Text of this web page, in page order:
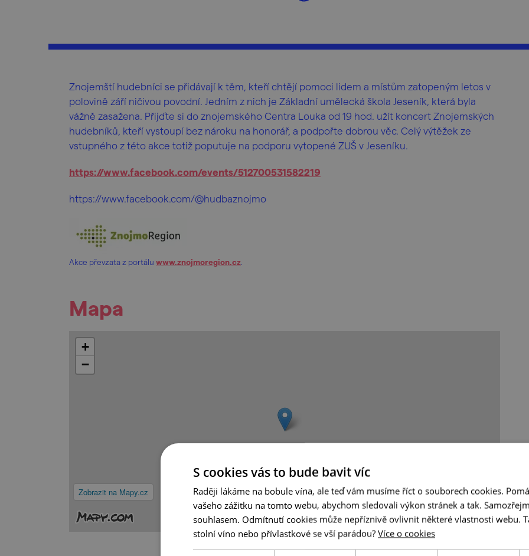
Znojemští hudebníci se přidávají k těm, kteří chtějí pomoci lidem a místům zatopeným letos v
polovině září ničivou povodní. Jedním z nich je Základní umělecká škola Jeseník, která byla
vážně zasažena. Přijďte si do znojemského Centra Louka od 19 hod. užít koncert Znojemských
hudebníků, kteří vystoupí bez nároku na honorář, a podpořte dobrou věc. Celý výtěžek ze
vstupného z této akce totiž poputuje na podporu vytopené ZUŠ v Jeseníku.
https://www.facebook.com/events/512700531582219
https://www.facebook.com/@hudbaznojmo
Akce převzata z portálu www.znojmoregion.cz
Mapa
Zobrazit na Mapy.cz
+
−
S cookies vás to bude bavit víc
Raději lákáme na bobule vína, ale teď vám musíme říct o souborech cookies.
vašeho zážitku na tomto webu, abychom sledovali výkon stránek a tak.
souhlasem. Odmítnutí cookies může nepříznivě ovlivnit některé vlastnosti webu.
stolní víno nebo přívlastkové se vší parádou? Více o cookies